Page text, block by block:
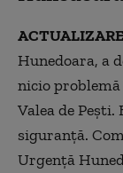
Hunedoara, a
nicio
Valea de
siguranță.
Urgență